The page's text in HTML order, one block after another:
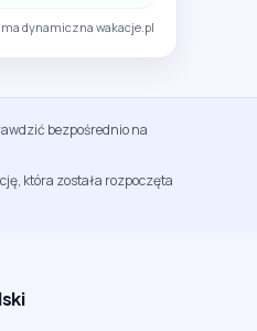
dynamiczna wakacje.pl
bezpośrednio na
która została rozpoczęta